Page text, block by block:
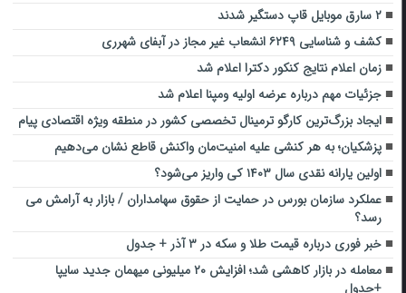
۲ سارق موبایل قاپ دستگیر شدند
کشف و شناسایی ۶۲۴۹ انشعاب غیر مجاز در آبفای شهرری
زمان اعلام نتایج کنکور دکترا اعلام شد
جزئیات مهم درباره عرضه اولیه ومپنا اعلام شد
ایجاد بزرگ‌ترین کارگو ترمینال تخصصی کشور در منطقه ویژه اقتصادی پیام
پزشکیان؛ به هر کنشی علیه امنیت‌مان واکنش قاطع نشان می‌دهیم
اولین یارانه نقدی سال ۱۴۰۳ کی واریز می‌شود؟
عملکرد سازمان بورس در حمایت از حقوق سهامداران / بازار به آرامش می
رسد؟
خبر فوری درباره قیمت طلا و سکه در ۳ آذر + جدول
معامله در بازار کاهشی شد؛ افزایش ۲۰ میلیونی میهمان جدید سایپا
+جدول